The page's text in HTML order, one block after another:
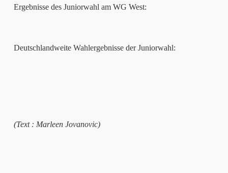
Ergebnisse des Juniorwahl am WG West:
Deutschlandweite Wahlergebnisse der Juniorwahl:
(Text : Marleen Jovanovic)